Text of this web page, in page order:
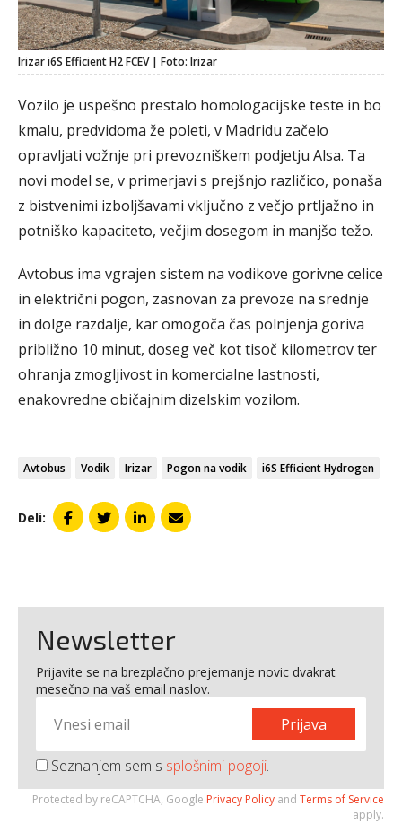
Irizar i6S Efficient H2 FCEV | Foto: Irizar
Vozilo je uspešno prestalo homologacijske teste in bo
kmalu, predvidoma že poleti, v Madridu začelo
opravljati vožnje pri prevozniškem podjetju Alsa. Ta
novi model se, v primerjavi s prejšnjo različico, ponaša
z bistvenimi izboljšavami vključno z večjo prtljažno in
potniško kapaciteto, večjim dosegom in manjšo težo.
Avtobus ima vgrajen sistem na vodikove gorivne celice
in električni pogon, zasnovan za prevoze na srednje
in dolge razdalje, kar omogoča čas polnjenja goriva
približno 10 minut, doseg več kot tisoč kilometrov ter
ohranja zmogljivost in komercialne lastnosti,
enakovredne običajnim dizelskim vozilom.
Avtobus Vodik Irizar Pogon na vodik i6S Efficient Hydrogen
Deli:
Newsletter
Prijavite se na brezplačno prejemanje novic dvakrat
mesečno na vaš email naslov.
Prijava
Seznanjem sem s splošnimi pogoji.
Protected by reCAPTCHA, Google Privacy Policy and Terms of Service
apply.